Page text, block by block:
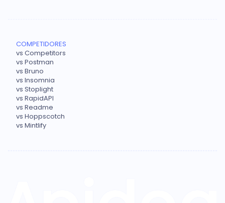
COMPETIDORES
vs Competitors
vs Postman
vs Bruno
vs Insomnia
vs Stoplight
vs RapidAPI
vs Readme
vs Hoppscotch
vs Mintlify